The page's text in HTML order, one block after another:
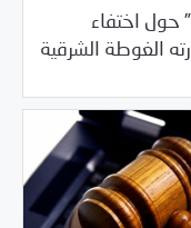
حول اختفاء
الغوطة الشرقية
/خبر بارز